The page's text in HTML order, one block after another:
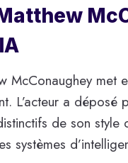
McConaughey
L’acteur a
de son
systèmes